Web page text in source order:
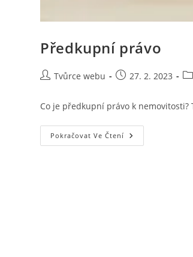
Předkupní právo
AutorTvůrce webu
Příspěvek
publikován
27. 2. 2023
Co je předkupní právo k
Pokračovat Ve Čtení Předkupní
Právo